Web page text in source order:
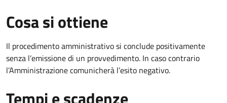
Cosa si ottiene
Il procedimento amministrativo si conclude positivamente
senza l’emissione di un provvedimento. In caso contrario
l’Amministrazione comunicherà l’esito negativo.